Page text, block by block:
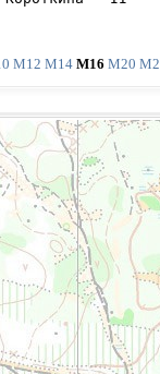
М12 М14 М16 М20